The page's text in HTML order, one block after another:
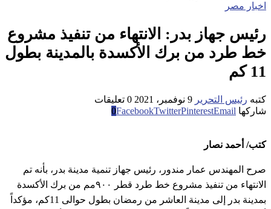
اخبار مصر
رئيس جهاز بدر: الانتهاء من تنفيذ مشروع
خط طرد من برك الأكسدة بالمدينة بطول
11 كم
كتبه رئيس التحرير 9 نوفمبر، 2021
0 تعليقات
شاركها
0FacebookTwitterPinterestEmail
كتب/ أحمد نصار
صرح المهندس عمار مندور، رئيس جهاز تنمية مدينة بدر، بأنه تم
الانتهاء من تنفيذ مشروع خط طرد قطر ٩٠٠مم من برك الأكسدة
بمدينة بدر إلى مدينة العاشر من رمضان بطول حوالى 11كم، مؤكداً